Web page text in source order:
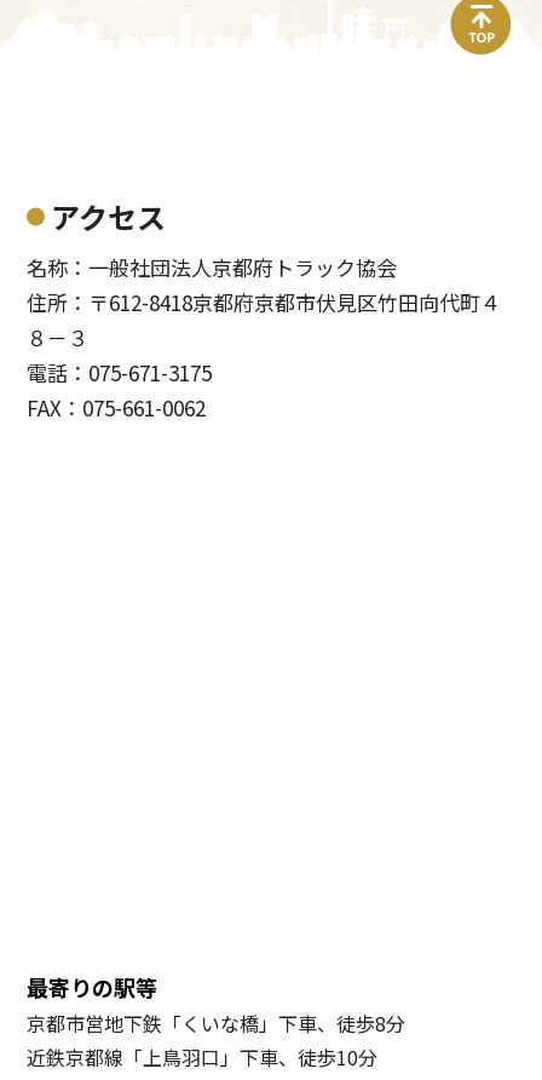
top
アクセス
名称：一般社団法人京都府トラック協会
住所：〒612-8418京都府京都市伏見区竹田向代町４
８－３
電話：075-671-3175
FAX：075-661-0062
最寄りの駅等
京都市営地下鉄「くいな橋」下車、徒歩8分
近鉄京都線「上鳥羽口」下車、徒歩10分